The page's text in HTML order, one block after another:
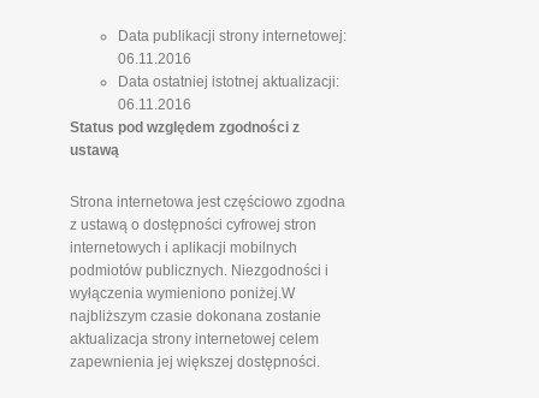
Data publikacji strony internetowej:
06.11.2016
Data ostatniej istotnej aktualizacji:
06.11.2016
Status pod względem zgodności z
ustawą
Strona internetowa jest częściowo zgodna
z ustawą o dostępności cyfrowej stron
internetowych i aplikacji mobilnych
podmiotów publicznych. Niezgodności i
wyłączenia wymieniono poniżej.W
najbliższym czasie dokonana zostanie
aktualizacja strony internetowej celem
zapewnienia jej większej dostępności.